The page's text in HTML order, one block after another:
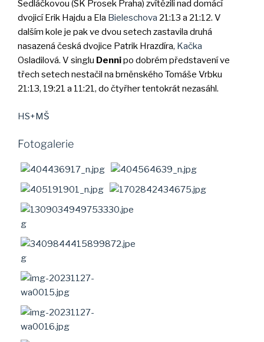
Sedláčkovou (SK Prosek Praha) zvítězili nad domácí
dvojicí Erik Hajdu a Ela Bieleschova 21:13 a 21:12. V
dalším kole je pak ve dvou setech zastavila druhá
nasazená česká dvojice Patrik Hrazdíra, Kačka
Osladilová. V singlu Dennipo dobrém představení ve
třech setech nestačil na brněnského Tomáše Vrbku
21:13, 19:21 a 11:21, do čtyřher tentokrát nezasáhl.
HS+MŠ
Fotogalerie